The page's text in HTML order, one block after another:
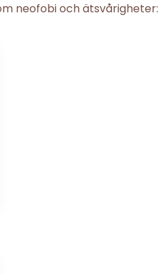
neofobi och ätsvårigheter: